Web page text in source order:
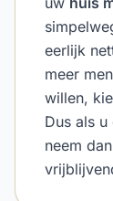
eerlijk
meer
willen,
Dus als
neem